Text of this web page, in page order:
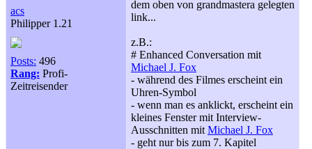
acs
Philipper 1.21
Posts: 496
Rang: Profi-
Zeitreisender
dem oben von grandmastera gelegten
link...
z.B.:
# Enhanced Conversation mit
Michael J. Fox
- während des Filmes erscheint ein
Uhren-Symbol
- wenn man es anklickt, erscheint ein
kleines Fenster mit Interview-
Ausschnitten mit Michael J. Fox
- geht nur bis zum 7. Kapitel